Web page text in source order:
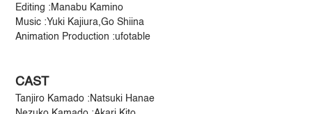
Editing :Manabu Kamino
Music :Yuki Kajiura,Go Shiina
Animation Production :ufotable
CAST
Tanjiro Kamado :Natsuki Hanae